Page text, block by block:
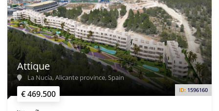
€ 469.500 ID: 1596160
Attique
La Nucía, Alicante province, Spain